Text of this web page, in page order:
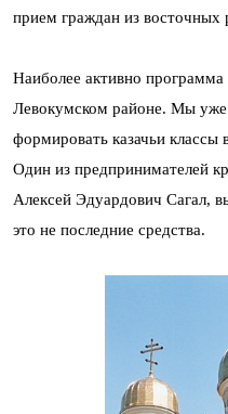
прием граждан из восточных
Наиболее активно программа
Левокумском районе. Мы уже
формировать казачьи
Один из предпринимателей
Алексей Эдуардович Сагал,
это не последние средства.